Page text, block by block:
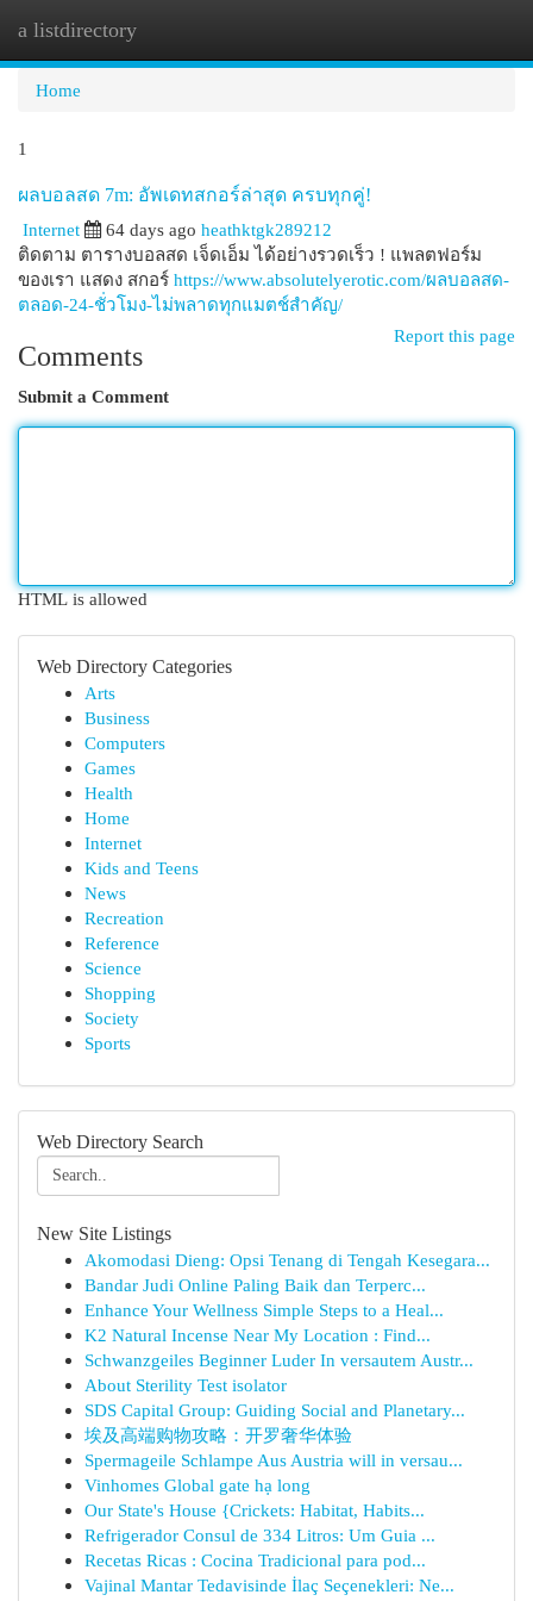
a listdirectory
Home
1
ผลบอลสด 7m: อัพเดทสกอร์ล่าสุด ครบทุกคู่!
Internet
64 days ago heathktgk289212
ติดตาม ตารางบอลสด เจ็ดเอ็ม ได้อย่างรวดเร็ว ! แพลตฟอร์ม
ของเรา แสดง สกอร์ https://www.absolutelyerotic.com/ผลบอลสด-
ตลอด-24-ชั่วโมง-ไม่พลาดทุกแมตช์สำคัญ/
Report this page
Comments
Submit a Comment
HTML is allowed
Web Directory Categories
Arts
Business
Computers
Games
Health
Home
Internet
Kids and Teens
News
Recreation
Reference
Science
Shopping
Society
Sports
Web Directory Search
New Site Listings
Akomodasi Dieng: Opsi Tenang di Tengah Kesegara...
Bandar Judi Online Paling Baik dan Terperc...
Enhance Your Wellness Simple Steps to a Heal...
K2 Natural Incense Near My Location : Find...
Schwanzgeiles Beginner Luder In versautem Austr...
About Sterility Test isolator
SDS Capital Group: Guiding Social and Planetary...
埃及高端购物攻略：开罗奢华体验
Spermageile Schlampe Aus Austria will in versau...
Vinhomes Global gate hạ long
Our State's House {Crickets: Habitat, Habits...
Refrigerador Consul de 334 Litros: Um Guia ...
Recetas Ricas : Cocina Tradicional para pod...
Vajinal Mantar Tedavisinde İlaç Seçenekleri: Ne...